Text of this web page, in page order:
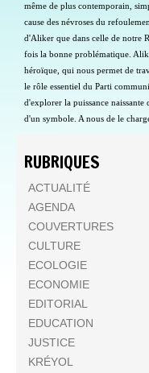
même de plus contemporain,
cause des névroses du
d'Aliker que dans celle de notre
fois la bonne problématique.
héroïque, qui nous permet de
le rôle essentiel du Parti
d'explorer la puissance
d'un symbole. A nous de le
RUBRIQUES
ACTUALITÉ
AGENDA
COUVERTURES
CULTURE
ECOLOGIE
ECONOMIE
EDITORIAL
EDUCATION
JUSTICE
KRÉYOL